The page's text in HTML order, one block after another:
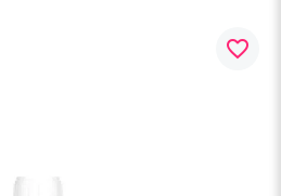
favorite_border